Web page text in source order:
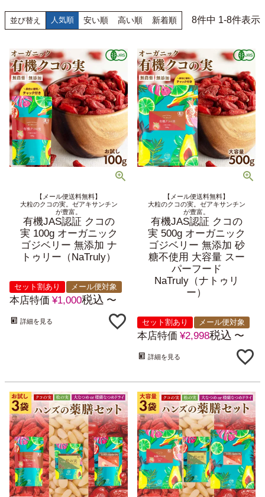
並び替え 人気順 安い順 高い順 新着順 8件中 1-8件表示
【メール便送料無料】
大粒のクコの実。ゼアキサンチン
が豊富。
有機JAS認証 クコの
実 100g オーガニック
ゴジベリー 無添加 ナ
トゥリー（NaTruly）
セット割あり メール便対象
本店特価 ¥1,000税込 〜
詳細を見る
【メール便送料無料】
大粒のクコの実。ゼアキサンチン
が豊富。
有機JAS認証 クコの
実 500g オーガニック
ゴジベリー 無添加 砂
糖不使用 大容量 スー
パーフード
NaTruly（ナトゥリ
ー）
セット割あり メール便対象
本店特価 ¥2,998税込 〜
詳細を見る